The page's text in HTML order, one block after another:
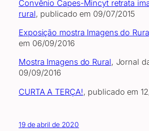
Convênio Capes-Mincyt retrata
rural, publicado em 09/07/2015
Exposição mostra Imagens do
em 06/09/2016
Mostra Imagens do Rural, Jornal
09/09/2016
CURTA A TERÇA!, publicado em
19 de abril de 2020